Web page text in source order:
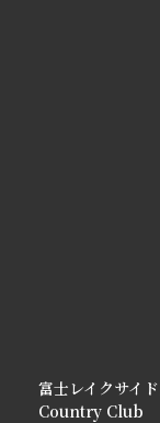
富士レイクサイ
Country Club